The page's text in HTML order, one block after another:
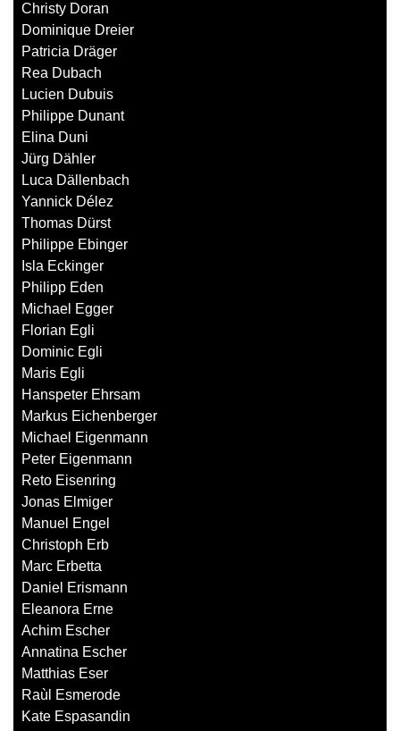
Christy Doran
Dominique Dreier
Patricia Dräger
Rea Dubach
Lucien Dubuis
Philippe Dunant
Elina Duni
Jürg Dähler
Luca Dällenbach
Yannick Délez
Thomas Dürst
Philippe Ebinger
Isla Eckinger
Philipp Eden
Michael Egger
Florian Egli
Dominic Egli
Maris Egli
Hanspeter Ehrsam
Markus Eichenberger
Michael Eigenmann
Peter Eigenmann
Reto Eisenring
Jonas Elmiger
Manuel Engel
Christoph Erb
Marc Erbetta
Daniel Erismann
Eleanora Erne
Achim Escher
Annatina Escher
Matthias Eser
Raùl Esmerode
Kate Espasandin